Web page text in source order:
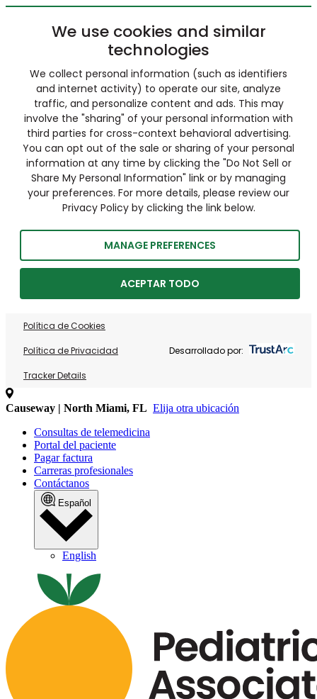
We use cookies and similar
technologies
We collect personal information (such as identifiers
and internet activity) to operate our site, analyze
traffic, and personalize content and ads. This may
involve the "sharing" of your personal information with
third parties for cross-context behavioral advertising.
You can opt out of the sale or sharing of your personal
information at any time by clicking the "Do Not Sell or
Share My Personal Information" link or by managing
your preferences. For more details, please review our
Privacy Policy by clicking the link below.
MANAGE PREFERENCES
ACEPTAR TODO
Política de Cookies
Política de Privacidad
Tracker Details
Desarrollado por:
Causeway | North Miami, FL Elija otra ubicación
Consultas de telemedicina
Portal del paciente
Pagar factura
Carreras profesionales
Contáctanos
Español
English